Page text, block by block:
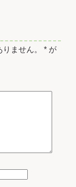
ません。 * が